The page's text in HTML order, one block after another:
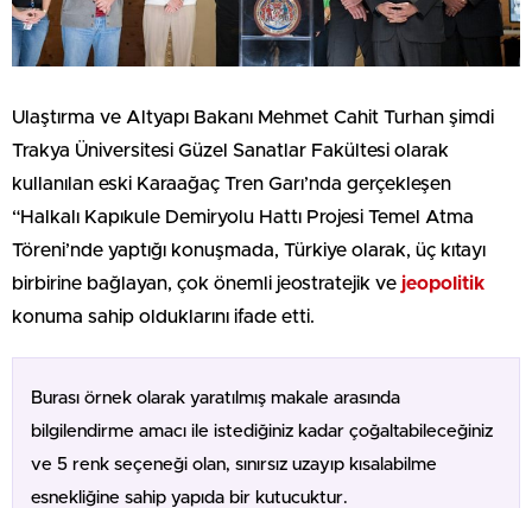
Ulaştırma ve Altyapı Bakanı Mehmet Cahit Turhan şimdi
Trakya Üniversitesi Güzel Sanatlar Fakültesi olarak
kullanılan eski Karaağaç Tren Garı’nda gerçekleşen
“Halkalı Kapıkule Demiryolu Hattı Projesi Temel Atma
Töreni’nde yaptığı konuşmada, Türkiye olarak, üç kıtayı
birbirine bağlayan, çok önemli jeostratejik ve jeopolitik
konuma sahip olduklarını ifade etti.
Burası örnek olarak yaratılmış makale arasında
bilgilendirme amacı ile istediğiniz kadar çoğaltabileceğiniz
ve 5 renk seçeneği olan, sınırsız uzayıp kısalabilme
esnekliğine sahip yapıda bir kutucuktur.